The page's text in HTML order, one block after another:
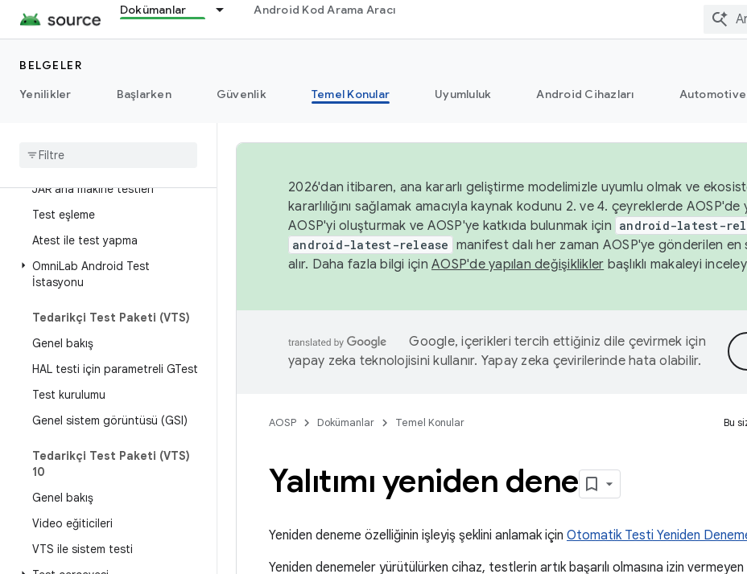
Dokümanlar Android Kod Arama Aracı
BELGELER
Yenilikler
Başlarken Güvenlik Temel Konular Uyumluluk Android Cihazları Automotive
Genel bakış
Google
JAR ana makine testleri
Test eşleme
Atest ile test yapma
OmniLab Android Test
İstasyonu
Tedarikçi Test Paketi (VTS)
Genel bakış
HAL testi için parametreli GTest
Test kurulumu
Genel sistem görüntüsü (GSI)
Tedarikçi Test Paketi (VTS)
10
Genel bakış
Video eğiticileri
VTS ile sistem testi
2026'dan itibaren, ana kararlı geliştirme modelimizle uyumlu olmak ve
kararlılığını sağlamak amacıyla kaynak kodunu 2. ve 4. çeyreklerde AOSP'de
AOSP'yi oluşturmak ve AOSP'ye katkıda bulunmak için android-latest-
android-latest-release manifest dalı her zaman AOSP'ye gönderilen
alır. Daha fazla bilgi için AOSP'de yapılan değişiklikler başlıklı makaleyi
Google, içerikleri tercih ettiğiniz dile çevirmek için
yapay zeka teknolojisini kullanır. Yapay zeka çevirilerinde hata olabilir.
AOSP Dokümanlar Temel Konular Bu
Yalıtımı yeniden dene
Yeniden deneme özelliğinin işleyiş şeklini anlamak için Otomatik Testi Yeniden
Yeniden denemeler yürütülürken cihaz, testlerin artık başarılı olmasına izin